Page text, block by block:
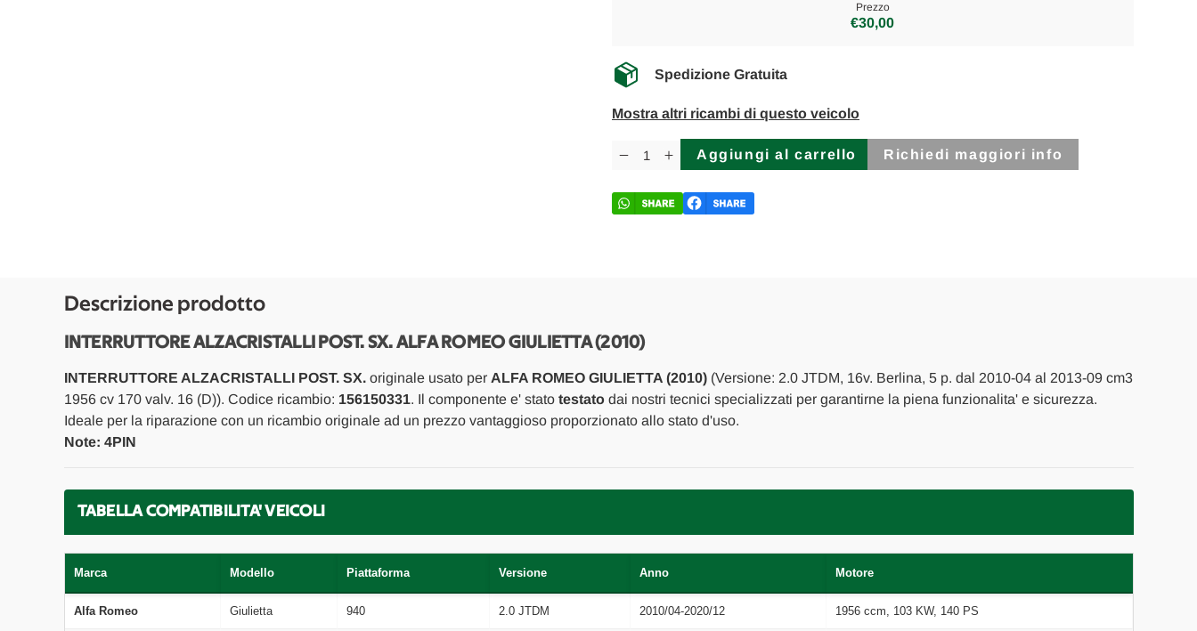
Prezzo
€30,00
Spedizione Gratuita
Mostra altri ricambi di questo veicolo
attuale:
Diminuisci
di
ALFA
SX.
USATO
2010
A
2013
[[272757]]
Aumenta
di
ALFA
Da
2010
A
2013
[[272757]]
Richiedi maggiori info
Descrizione prodotto
INTERRUTTORE ALZACRISTALLI POST. SX. ALFA ROMEO GIULIETTA (2010)
INTERRUTTORE ALZACRISTALLI POST. SX.originale usato per ALFA ROMEO GIULIETTA (2010)(Versione: 2.0 JTDM, 16v. Berlina, 5 p. dal 2010-04 al 2013-09 cm3
1956 cv 170 valv. 16 (D)). Codice ricambio: 156150331. Il componente e' stato testatodai nostri tecnici specializzati per garantirne la piena funzionalita' e sicurezza.
Ideale per la riparazione con un ricambio originale ad un prezzo vantaggioso proporzionato allo stato d'uso.
Note: 4PIN
TABELLA COMPATIBILITA' VEICOLI
Marca Modello Piattaforma Versione Anno Motore
Alfa Romeo Giulietta 940 2.0 JTDM 2010/04-2020/12 1956 ccm, 103 KW, 140 PS